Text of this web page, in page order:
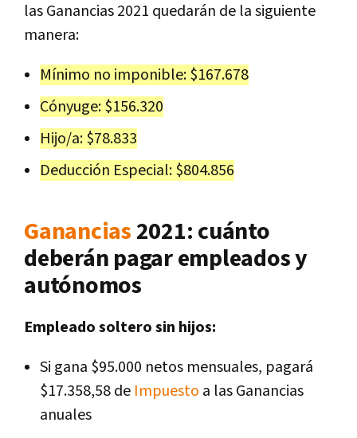
las Ganancias 2021 quedarán de la siguiente
manera:
Mínimo no imponible: $167.678
Cónyuge: $156.320
Hijo/a: $78.833
Deducción Especial: $804.856
Ganancias 2021: cuánto
deberán pagar empleados y
autónomos
Empleado soltero sin hijos:
Si gana $95.000 netos mensuales, pagará
$17.358,58 de Impuesto a las Ganancias
anuales